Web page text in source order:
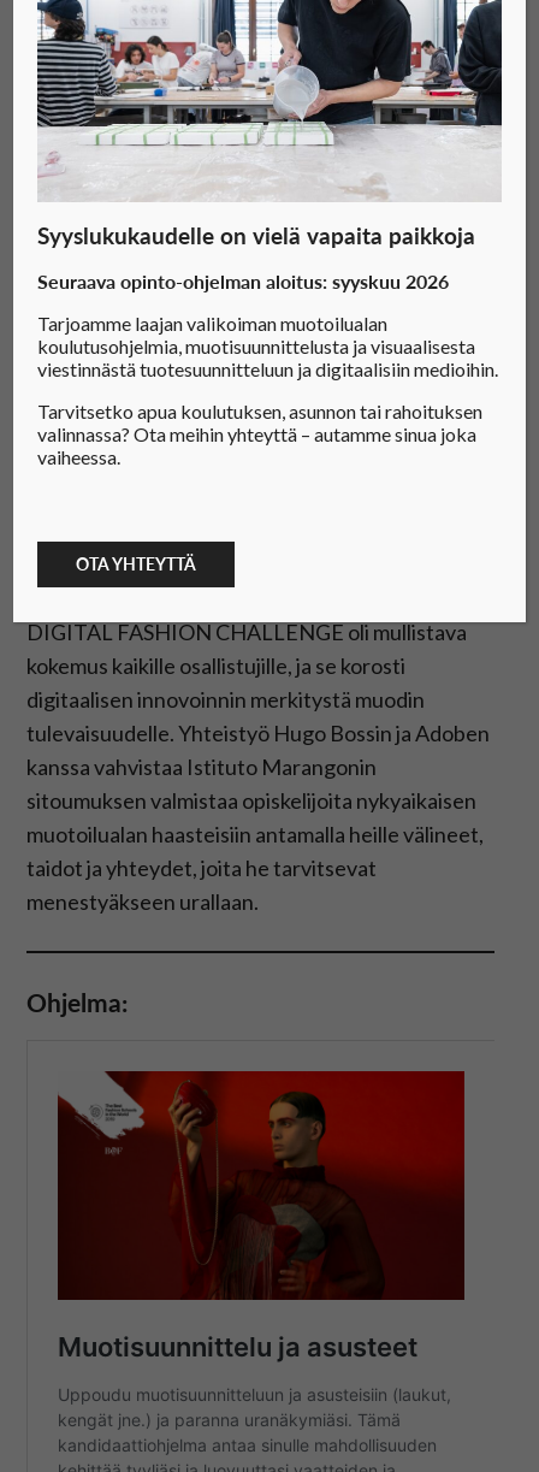
Firenzen alumni, sekä Emily Bisset, Adoben
tekninen 3D-taiteilija, joka tarjosi jatkokoulutusta.
Seuraavassa vaiheessa opiskelijat työstivät
projektejaan ja saivat jatkuvaa tukea Adoben
ammattilaisilta ja Istituto Marangoni Firenzen
opettajilta viikoittaisissa tiedotustilaisuuksissa.
Projekti päättyi loppuesittelyyn Hugo Bossin
pääkonttorissa Mendrisiossa, Sveitsissä, jossa
opiskelijat esittelivät työnsä Hugo Bossin ja
Adoben ammattilaisista koostuvalle paneelille.
Muotisuunnittelun ja asusteiden
maisteriopiskelija Mayla El Mouallem Rodrigues
Caviglian Hugo Bossin 3D-suunnittelutiimiin
lokakuussa 2024 alkaen.
DIGITAL FASHION CHALLENGE oli mullistava
kokemus kaikille osallistujille, ja se korosti
digitaalisen innovoinnin merkitystä muodin
tulevaisuudelle. Yhteistyö Hugo Bossin ja Adoben
kanssa vahvistaa Istituto Marangonin
sitoumuksen valmistaa opiskelijoita nykyaikaisen
muotoilualan haasteisiin antamalla heille välineet,
taidot ja yhteydet, joita he tarvitsevat
menestyäkseen urallaan.
Ohjelma:
Syyslukukaudelle on vielä vapaita paikkoja
Seuraava opinto-ohjelman aloitus: syyskuu 2026
Tarjoamme laajan valikoiman muotoilualan
koulutusohjelmia, muotisuunnittelusta ja visuaalisesta
viestinnästä tuotesuunnitteluun ja digitaalisiin medioihin.
Tarvitsetko apua koulutuksen, asunnon tai rahoituksen
valinnassa? Ota meihin yhteyttä – autamme sinua joka
vaiheessa.
OTA YHTEYTTÄ